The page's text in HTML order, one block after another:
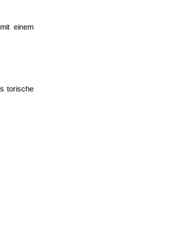
einem
torische